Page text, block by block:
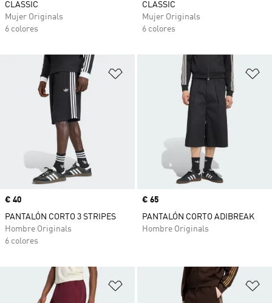
CLASSIC
Mujer Originals
6 colores
CLASSIC
Mujer Originals
6 colores
Añadir a la lista de deseos
Precio
€ 40
PANTALÓN CORTO 3 STRIPES
Hombre Originals
6 colores
Precio
€ 65
PANTALÓN CORTO ADIBREAK
Hombre Originals
Añadir a la lista de deseos